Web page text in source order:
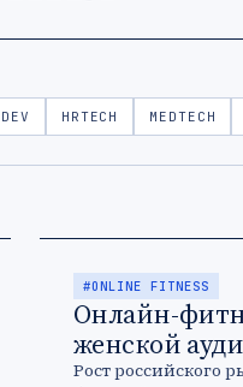
HRTECH MEDTECH
#ONLINE FITNESS
Онлайн-
женской
Рост российского